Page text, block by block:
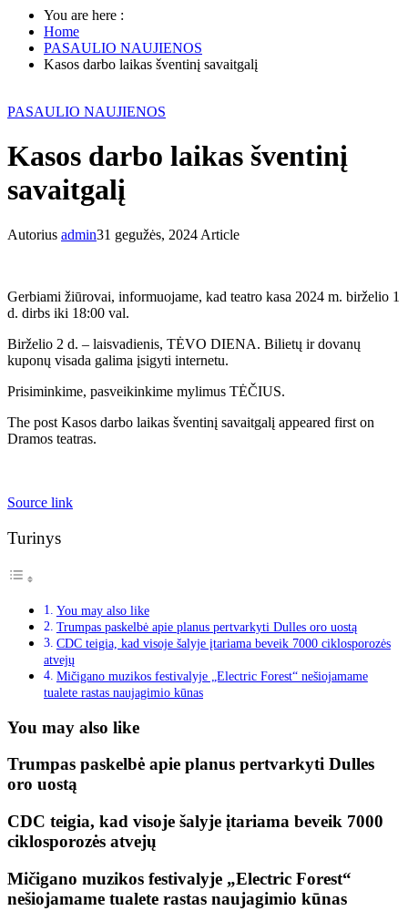
You are here :
Home
PASAULIO NAUJIENOS
Kasos darbo laikas šventinį savaitgalį
PASAULIO NAUJIENOS
Kasos darbo laikas šventinį
savaitgalį
Autorius admin31 gegužės, 2024 Article
Gerbiami žiūrovai, informuojame, kad teatro kasa 2024 m. birželio 1
d. dirbs iki 18:00 val.
Birželio 2 d. – laisvadienis, TĖVO DIENA. Bilietų ir dovanų
kuponų visada galima įsigyti internetu.
Prisiminkime, pasveikinkime mylimus TĖČIUS.
The post Kasos darbo laikas šventinį savaitgalį appeared first on
Dramos teatras.
Source link
Turinys
You may also like
Trumpas paskelbė apie planus pertvarkyti Dulles oro uostą
CDC teigia, kad visoje šalyje įtariama beveik 7000 ciklosporozės
atvejų
Mičigano muzikos festivalyje „Electric Forest“ nešiojamame
tualete rastas naujagimio kūnas
You may also like
Trumpas paskelbė apie planus pertvarkyti Dulles
oro uostą
CDC teigia, kad visoje šalyje įtariama beveik 7000
ciklosporozės atvejų
Mičigano muzikos festivalyje „Electric Forest“
nešiojamame tualete rastas naujagimio kūnas